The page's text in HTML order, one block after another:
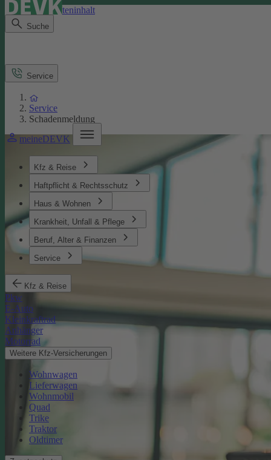
Direkt zum Seiteninhalt
Suche
meineDEVK
Kfz & Reise
Haftpflicht & Rechtsschutz
Haus & Wohnen
Krankheit, Unfall & Pflege
Beruf, Alter & Finanzen
Service
Kfz & Reise
Pkw
E-Auto
Kleinkraftrad
Anhänger
Motorrad
Weitere Kfz-Versicherungen
Wohnwagen
Lieferwagen
Wohnmobil
Quad
Trike
Traktor
Oldtimer
Service
Service
Schadenmeldung